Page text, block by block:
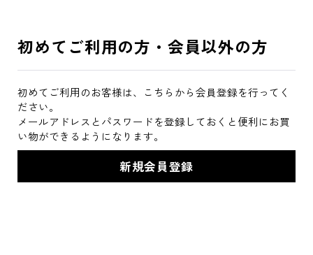
初めてご利用の方・会員以外の方
初めてご利用のお客様は、こちらから会員登録を行ってく
ださい。
メールアドレスとパスワードを登録しておくと便利にお買
い物ができるようになります。